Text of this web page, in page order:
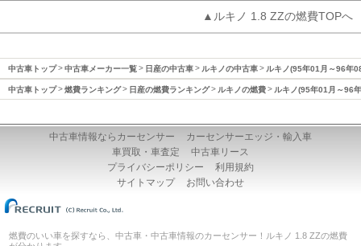
▲ルキノ 1.8 ZZの燃費TOPへ
中古車トップ 中古車メーカー一覧 日産の中古車 ルキノの中古車 ルキノ(95年01月～96年
中古車トップ 燃費ランキング 日産の燃費ランキング ルキノの燃費 ルキノ(95年01月～96
中古車情報ならカーセンサー
カーセンサーエッジ・輸入車
車買取・車査定
中古車リース
プライバシーポリシー
利用規約
サイトマップ
お問い合わせ
燃費のいい車を探すなら、中古車・中古車情報のカーセンサー！ルキノ 1.8 ZZの燃費